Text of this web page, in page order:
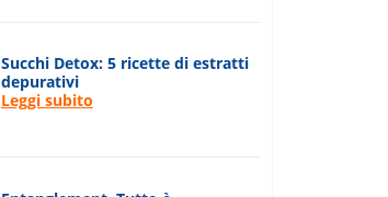
Succhi Detox: 5 ricette di estratti
depurativi
Leggi subito